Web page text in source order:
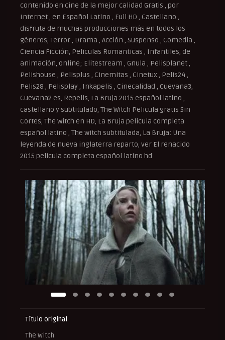
contenido en cine de la mejor calidad Gratis , por
Internet , en Español Latino , Full HD , Castellano ,
disfruta de muchas producciones más en todos los
géneros, Terror , Drama , Acción , Suspenso , Comedia ,
Ciencia Ficción, Peliculas Romanticas , Infantiles, de
animación, online; Elitestream , Gnula , Pelisplanet ,
Pelishouse , Pelisplus , Cinemitas , Cinetux , Pelis24 ,
Pelis28 , Pelisplay , Inkapelis , Cinecalidad , Cuevana3,
Cuevana2.es, Repelis, La Bruja 2015 español latino ,
castellano y subtitulado, The Witch Pelicula gratis Sin
Cortes, The Witch en HD, La Bruja pelicula completa
español latino , The witch subtitulada, La Bruja: Una
leyenda de nueva inglaterra reparto, ver El renacido
2015 pelicula completa español latino hd
Título original
The Witch